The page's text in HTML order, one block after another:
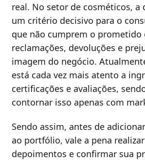
real. No setor de cosméticos, a
um critério decisivo para o
que não cumprem o prometido
reclamações, devoluções e
imagem do negócio.
está cada vez mais atento a
certificações e avaliações,
contornar isso apenas com
Sendo assim, antes de
ao portfólio, vale a pena
depoimentos e confirmar sua